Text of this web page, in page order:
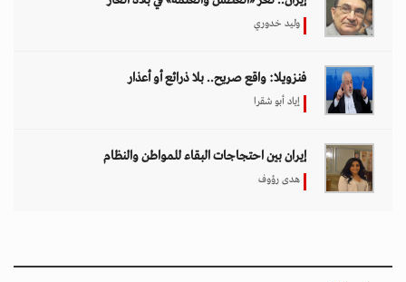
وليد خدوري
فنزويلا: واقع صريح.. بلا ذرائع أو أعذار
إياد أبو شقرا
إيران بين احتجاجات البقاء للمواطن والنظام
هدى رؤوف